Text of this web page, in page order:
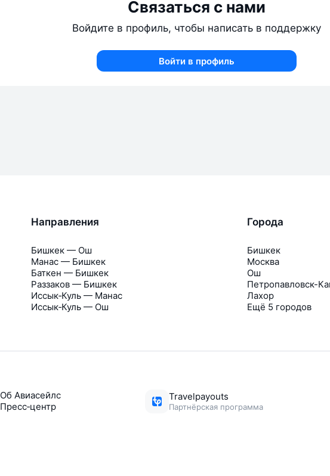
Связаться с нами
Войдите в профиль, чтобы написать в поддержку
Войти в профиль
Направления
Бишкек — Ош
Манас — Бишкек
Баткен — Бишкек
Раззаков — Бишкек
Иссык‑Куль — Манас
Иссык‑Куль — Ош
Города
Бишкек
Москва
Ош
Петропавловск-
Лахор
Ещё 5 городов
Об Авиасейлс
Пресс‑центр
Travelpayouts
Партнёрская программа